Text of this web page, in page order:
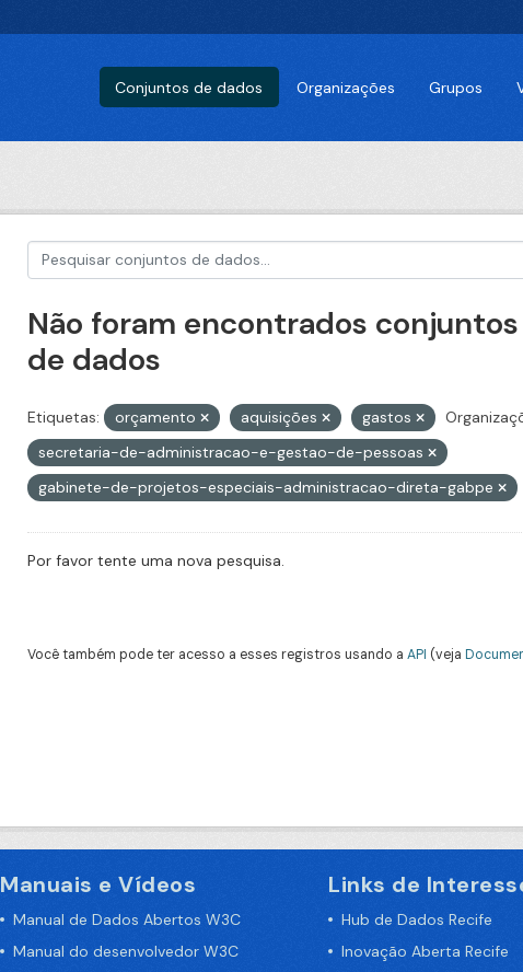
Conjuntos de dados Organizações Grupos
Não foram encontrados conjuntos
de dados
Etiquetas: orçamento aquisições gastos
secretaria-de-administracao-e-gestao-de-pessoas
gabinete-de-projetos-especiais-administracao-direta-gabpe
Por favor tente uma nova pesquisa.
Você também pode ter acesso a esses registros usando a API (veja
Manuais e Vídeos
Manual de Dados Abertos W3C
Manual do desenvolvedor W3C
Links de
Hub de Dados Recife
Inovação Aberta Recife